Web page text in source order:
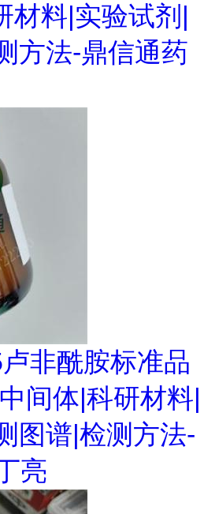
材料|实验试剂|
方法-鼎信通药
非酰胺标准品
间体|科研材料|
图谱|检测方法-
亮